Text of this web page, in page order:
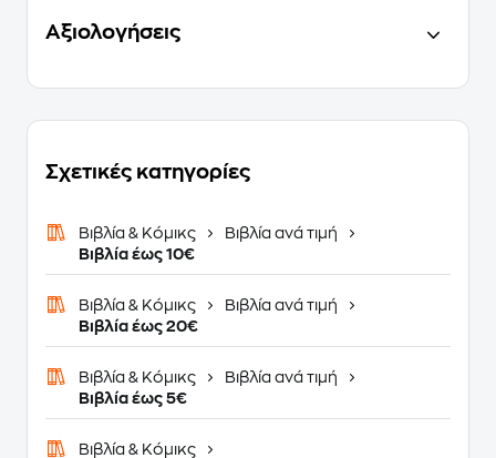
Αξιολογήσεις
Σχετικές κατηγορίες
Βιβλία & Κόμικς
Βιβλία ανά τιμή
Βιβλία έως 10€
Βιβλία & Κόμικς
Βιβλία ανά τιμή
Βιβλία έως 20€
Βιβλία & Κόμικς
Βιβλία ανά τιμή
Βιβλία έως 5€
Βιβλία & Κόμικς